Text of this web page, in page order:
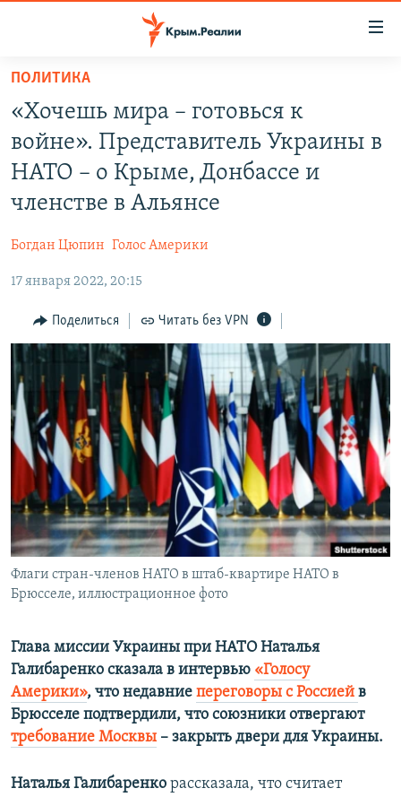
Вернуться
основному
содержанию
Вернутся
главной
Вернутся
ГРУЗ 200
КАРТА ВОЕННЫХ ОБЪЕКТОВ КРЫМА
ВОДА
ИНФОГРАФИКА
ТЕЛЕПРОЕКТ КРЫМ.РЕАЛИИ
СОВЕТЫ ПРАВОЗАЩИТНИКОВ
ПРОПАВШИЕ БЕЗ ВЕСТИ
ПОБЕДИТЕЛЕЙ НЕ СУДЯТ?
КРЫМ.НЕПОКОРЕННЫЙ
ELIFBE
УКРАИНСКАЯ ПРОБЛЕМА КРЫМА
РАДІО СВОБОДА
КАК ОБОЙТИ БЛОКИРОВКУ
Qırımtatar
ПРИСОЕДИНЯЙТЕСЬ!
Все сайты RFE/RL
ПОЛИТИКА
«Хочешь мира – готовься к
войне». Представитель Украины в
НАТО – о Крыме, Донбассе и
членстве в Альянсе
Богдан Цюпин Голос Америки
17 января 2022, 20:15
Поделиться Читать без VPN
Флаги стран-членов НАТО в штаб-квартире НАТО в
Брюсселе, иллюстрационное фото
Глава миссии Украины при НАТО Наталья
Галибаренко сказала в интервью «Голосу
Америки», что недавние переговоры с Россией в
Брюсселе подтвердили, что союзники отвергают
требование Москвы – закрыть двери для Украины.
Наталья Галибаренко рассказала, что считает